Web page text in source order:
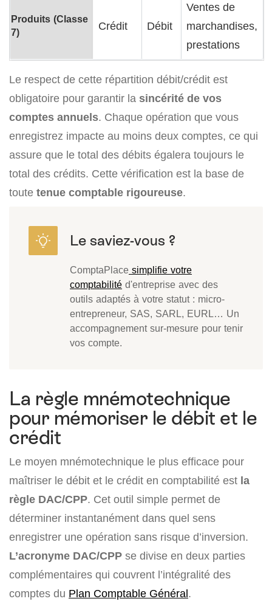
Produits (Classe
7)
Crédit Débit
Ventes de
marchandises,
prestations
Le respect de cette répartition débit/crédit est
obligatoire pour garantir la sincérité de vos
comptes annuels. Chaque opération que vous
enregistrez impacte au moins deux comptes, ce qui
assure que le total des débits égalera toujours le
total des crédits. Cette vérification est la base de
toute tenue comptable rigoureuse.
ComptaPlace simplifie votre
comptabilité d'entreprise avec des
outils adaptés à votre statut : micro-
entrepreneur, SAS, SARL, EURL… Un
accompagnement sur-mesure pour tenir
vos compte.
La règle mnémotechnique
pour mémoriser le débit et le
crédit
Le moyen mnémotechnique le plus efficace pour
maîtriser le débit et le crédit en comptabilité est la
règle DAC/CPP. Cet outil simple permet de
déterminer instantanément dans quel sens
enregistrer une opération sans risque d’inversion.
L’acronyme DAC/CPP se divise en deux parties
complémentaires qui couvrent l’intégralité des
comptes du Plan Comptable Général.